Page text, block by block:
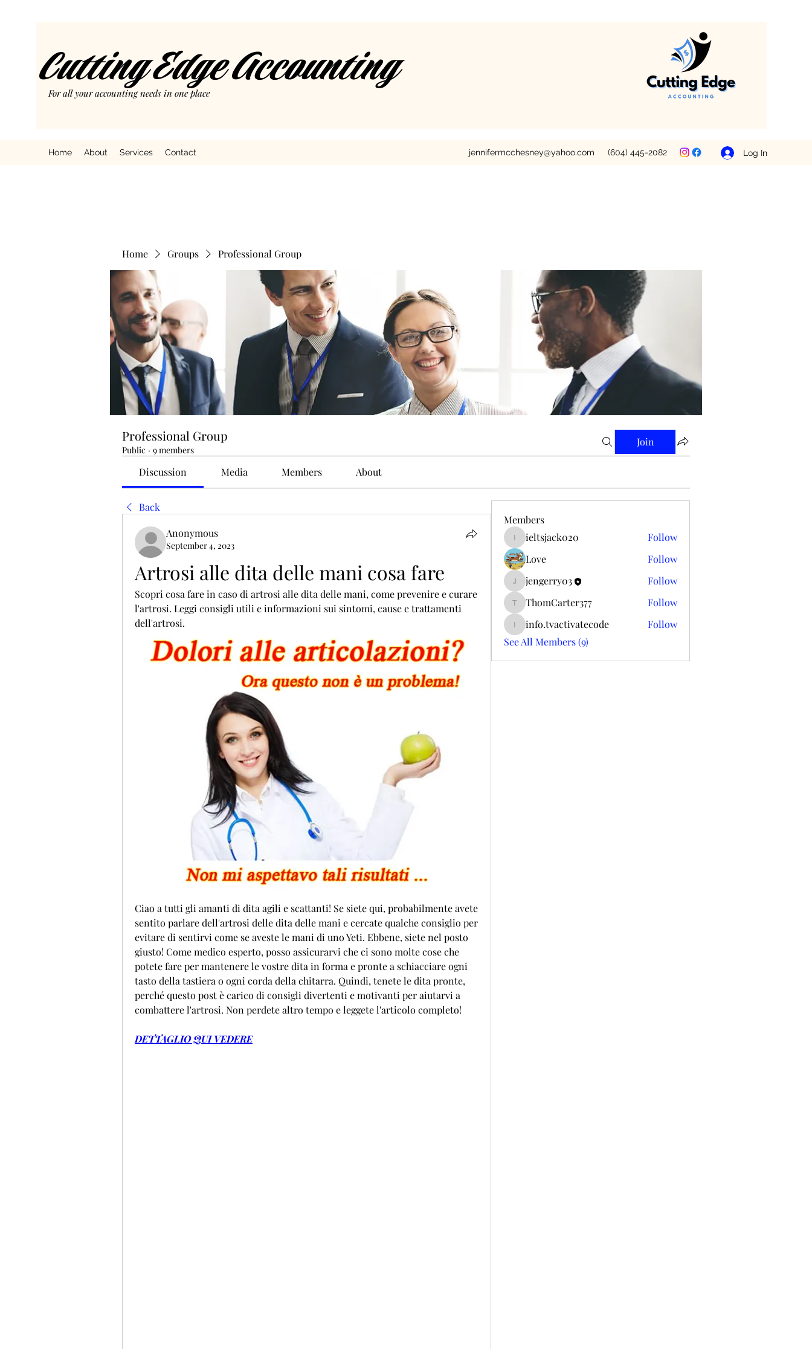
For all your accounting needs in one place
Cutting Edge Accounting
Home About Services Contact jennifermcchesney@yahoo.com (604) 445-2082 Log In
Home Groups Professional Group
Professional Group
Public · 9 members
Join
Discussion Media Members About
Back
Anonymous
September 4, 2023
Artrosi alle dita delle mani cosa fare
Scopri cosa fare in caso di artrosi alle dita delle mani, come prevenire e curare
l'artrosi. Leggi consigli utili e informazioni sui sintomi, cause e trattamenti
dell'artrosi.
Ciao a tutti gli amanti di dita agili e scattanti! Se siete qui, probabilmente avete
sentito parlare dell'artrosi delle dita delle mani e cercate qualche consiglio per
evitare di sentirvi come se aveste le mani di uno Yeti. Ebbene, siete nel posto
giusto! Come medico esperto, posso assicurarvi che ci sono molte cose che
potete fare per mantenere le vostre dita in forma e pronte a schiacciare ogni
tasto della tastiera o ogni corda della chitarra. Quindi, tenete le dita pronte,
perché questo post è carico di consigli divertenti e motivanti per aiutarvi a
combattere l'artrosi. Non perdete altro tempo e leggete l'articolo completo!
DETTAGLIO QUI VEDERE
Members
ieltsjack020
ieltsjack020
Follow
Love
Follow
jengerry03
jengerry03 Follow
ThomCarter377
ThomCarter377 Follow
info.tvactivatecode
info.tvactivatecode
Follow
See All Members (9)